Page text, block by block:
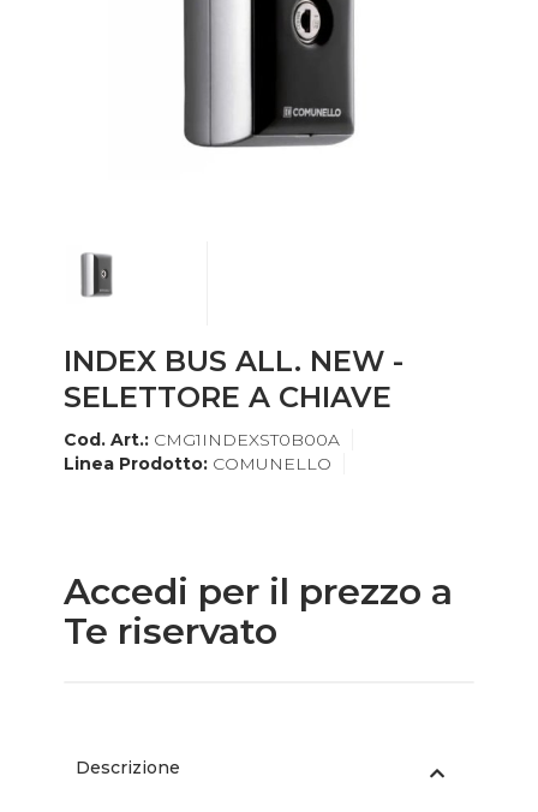
INDEX BUS ALL. NEW -
SELETTORE A CHIAVE
Cod. Art.: CMG1INDEXST0B00A
Linea Prodotto: COMUNELLO
Accedi per il prezzo a
Te riservato
Descrizione